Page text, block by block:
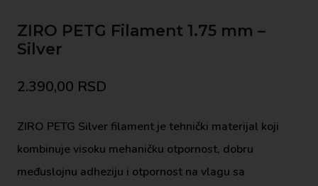
ZIRO PETG Filament 1.75 mm –
Silver
2.390,00 RSD
ZIRO PETG Silver filament je tehnički materijal koji
kombinuje visoku mehaničku otpornost, dobru
međuslojnu adheziju i otpornost na vlagu sa